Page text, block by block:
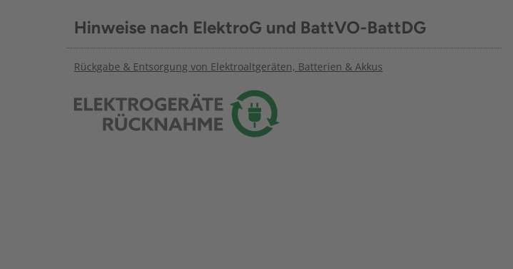
Hinweise nach ElektroG und BattVO-BattDG
Rückgabe & Entsorgung von Elektroaltgeräten, Batterien & Akkus